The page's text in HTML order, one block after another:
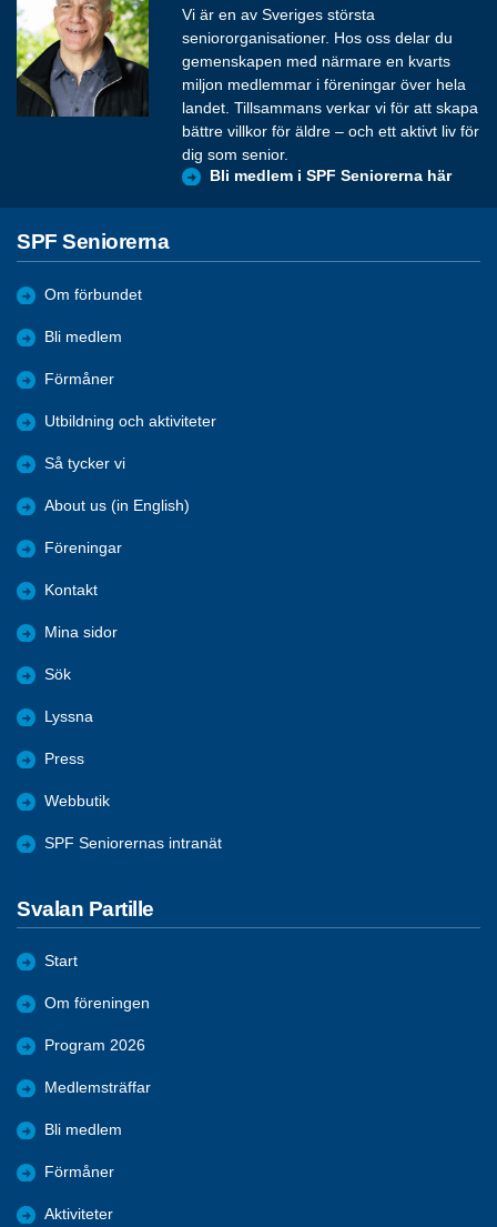
Vi är en av Sveriges största
seniororganisationer. Hos oss delar du
gemenskapen med närmare en kvarts
miljon medlemmar i föreningar över hela
landet. Tillsammans verkar vi för att skapa
bättre villkor för äldre – och ett aktivt liv för
dig som senior.
Bli medlem i SPF Seniorerna här
SPF Seniorerna
Om förbundet
Bli medlem
Förmåner
Utbildning och aktiviteter
Så tycker vi
About us (in English)
Föreningar
Kontakt
Mina sidor
Sök
Lyssna
Press
Webbutik
SPF Seniorernas intranät
Svalan Partille
Start
Om föreningen
Program 2026
Medlemsträffar
Bli medlem
Förmåner
Aktiviteter